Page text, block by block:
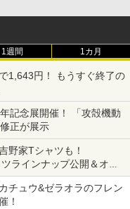
1週間 1カ月
1,643円！ もうすぐ終了の
景版」が67%オフで990円
記念展開催！ 「攻殻機動
正が展示
野家Tシャツも！
ラインナップ公開＆オン
チュウ&ゼラオラのフレン
！